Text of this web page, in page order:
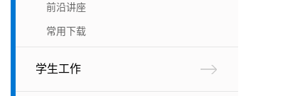
前沿讲座
常用下载
学生工作